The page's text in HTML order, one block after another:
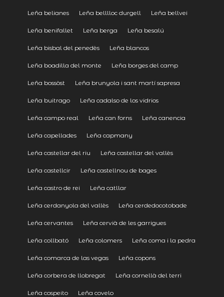
Leña belianes Leña belllloc durgell Leña bellvei
Leña benifallet Leña berga Leña besalú
Leña bisbal del penedès Leña blancos
Leña boadilla del monte Leña borges del camp
Leña bossòst Leña brunyola i sant martí sapresa
Leña buitrago Leña cadalso de los vidrios
Leña campo real Leña can forns Leña canencia
Leña capellades Leña capmany
Leña castellar del riu Leña castellar del vallès
Leña castellcir Leña castellnou de bages
Leña castro de rei Leña catllar
Leña cerdanyola del vallès Leña cerdedocotobade
Leña cervantes Leña cervià de les garrigues
Leña collbató Leña colomers Leña coma i la pedra
Leña comarca de las vegas Leña copons
Leña corbera de llobregat Leña cornellà del terri
Leña cospeito Leña covelo